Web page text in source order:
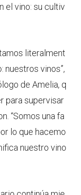
el vino: su cultiv
literalment
nuestros vinos”,
de Amelia, q
para supervisar
“Somos una fa
lo que hacemo
nuestro vino